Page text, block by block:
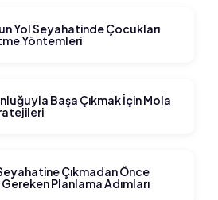
Yol Seyahatinde Çocukları
Yöntemleri
Başa Çıkmak İçin Mola
Çıkmadan Önce
Gereken Planlama Adımları